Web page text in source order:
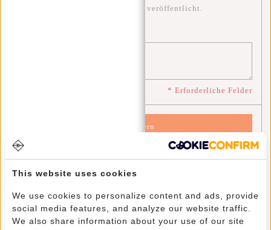
* Ihre E-Mail-Adresse wird nicht veröffentlicht.
* Erforderliche Felder
Speichern
Entdecke das Abenteuer mit den New Rebels Gassaway
Reisetaschen.
This website uses cookies
We use cookies to personalize content and ads, provide
social media features, and analyze our website traffic.
We also share information about your use of our site